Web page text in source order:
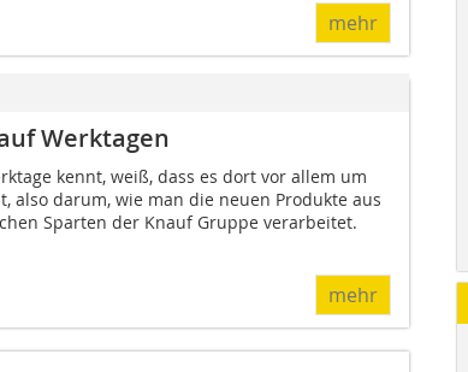
mehr
Werktagen
kennt, weiß, dass es dort vor allem um
also darum, wie man die neuen Produkte aus
Sparten der Knauf Gruppe verarbeitet.
mehr